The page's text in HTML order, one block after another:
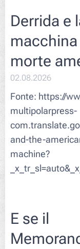
Derrida e
morte
02.08.2026
Fonte: https://
multipolarpress-
and-the-
machine?
E se il